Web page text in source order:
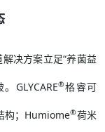
决方案立足“养菌益
GLYCARE®格睿可
构；Humiome®荷米